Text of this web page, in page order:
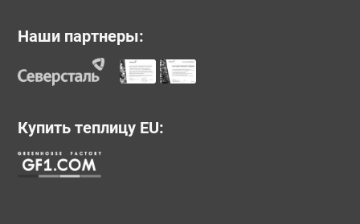
Наши партнеры:
Купить теплицу EU: